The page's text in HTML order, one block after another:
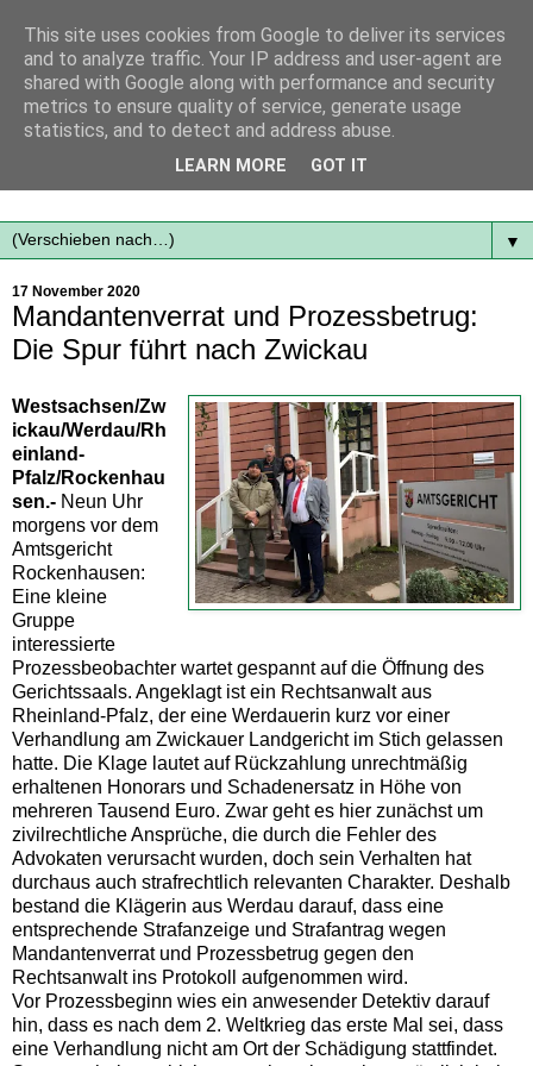
Mit frischen Themen aus der Region immer auf dem
▼
17 November 2020
Mandantenverrat und Prozessbetrug:
Die Spur führt nach Zwickau
Westsachsen/Zw
ickau/Werdau/Rh
einland-
Pfalz/Rockenhau
sen.- Neun Uhr
morgens vor dem
Amtsgericht
Rockenhausen:
Eine kleine
Gruppe
interessierte
Prozessbeobachter wartet gespannt auf die Öffnung des
Gerichtssaals. Angeklagt ist ein Rechtsanwalt aus
Rheinland-Pfalz, der eine Werdauerin kurz vor einer
Verhandlung am Zwickauer Landgericht im Stich gelassen
hatte. Die Klage lautet auf Rückzahlung unrechtmäßig
erhaltenen Honorars und Schadenersatz in Höhe von
mehreren Tausend Euro. Zwar geht es hier zunächst um
zivilrechtliche Ansprüche, die durch die Fehler des
Advokaten verursacht wurden, doch sein Verhalten hat
durchaus auch strafrechtlich relevanten Charakter. Deshalb
bestand die Klägerin aus Werdau darauf, dass eine
entsprechende Strafanzeige und Strafantrag wegen
Mandantenverrat und Prozessbetrug gegen den
Rechtsanwalt ins Protokoll aufgenommen wird.
Vor Prozessbeginn wies ein anwesender Detektiv darauf
hin, dass es nach dem 2. Weltkrieg das erste Mal sei, dass
eine Verhandlung nicht am Ort der Schädigung stattfindet.
This site uses cookies from Google to deliver its services
and to analyze traffic. Your IP address and user-agent are
shared with Google along with performance and security
metrics to ensure quality of service, generate usage
statistics, and to detect and address abuse.
LEARN MORE GOT IT